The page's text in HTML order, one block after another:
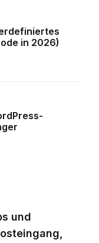
in 2026)
und